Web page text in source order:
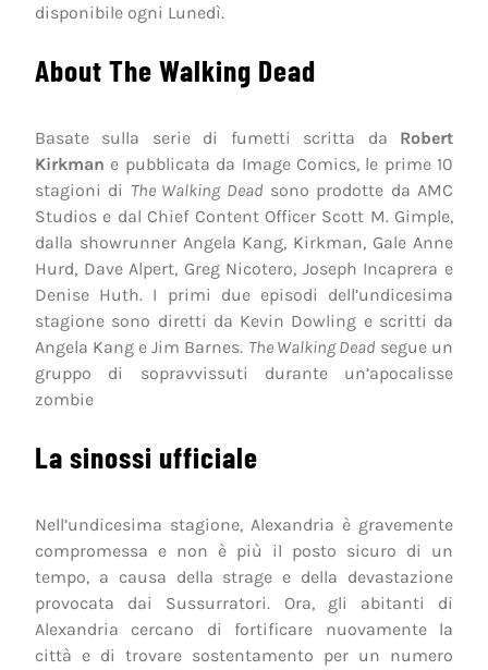
disponibile ogni Lunedì.
About The Walking Dead
Basate sulla serie di fumetti scritta da Robert
Kirkman e pubblicata da Image Comics, le prime 10
stagioni di The Walking Dead sono prodotte da AMC
Studios e dal Chief Content Officer Scott M. Gimple,
dalla showrunner Angela Kang, Kirkman, Gale Anne
Hurd, Dave Alpert, Greg Nicotero, Joseph Incaprera e
Denise Huth. I primi due episodi dell’undicesima
stagione sono diretti da Kevin Dowling e scritti da
Angela Kang e Jim Barnes. The Walking Dead segue un
gruppo di sopravvissuti durante un’apocalisse
zombie
La sinossi ufficiale
Nell’undicesima stagione, Alexandria è gravemente
compromessa e non è più il posto sicuro di un
tempo, a causa della strage e della devastazione
provocata dai Sussurratori. Ora, gli abitanti di
Alexandria cercano di fortificare nuovamente la
città e di trovare sostentamento per un numero